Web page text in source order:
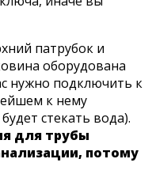
патрубок и
оборудована
нужно подключить к
к нему
стекать вода).
для трубы
потому